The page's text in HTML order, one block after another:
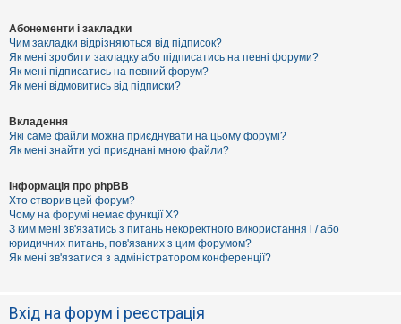
Абонементи і закладки
Чим закладки відрізняються від підписок?
Як мені зробити закладку або підписатись на певні форуми?
Як мені підписатись на певний форум?
Як мені відмовитись від підписки?
Вкладення
Які саме файли можна приєднувати на цьому форумі?
Як мені знайти усі приєднані мною файли?
Інформація про phpBB
Хто створив цей форум?
Чому на форумі немає функції X?
З ким мені зв'язатись з питань некоректного використання і / або
юридичних питань, пов'язаних з цим форумом?
Як мені зв'язатися з адміністратором конференції?
Вхід на форум і реєстрація